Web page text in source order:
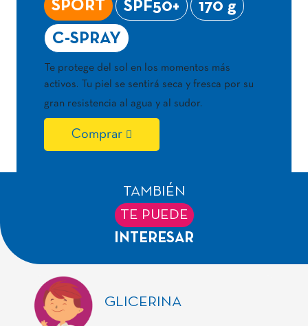
SPORT SPF50+ 170 g
C-SPRAY
Te protege del sol en los momentos más
activos. Tu piel se sentirá seca y fresca por su
gran resistencia al agua y al sudor.
Comprar
TAMBIÉN
TE PUEDE
INTERESAR
GLICERINA